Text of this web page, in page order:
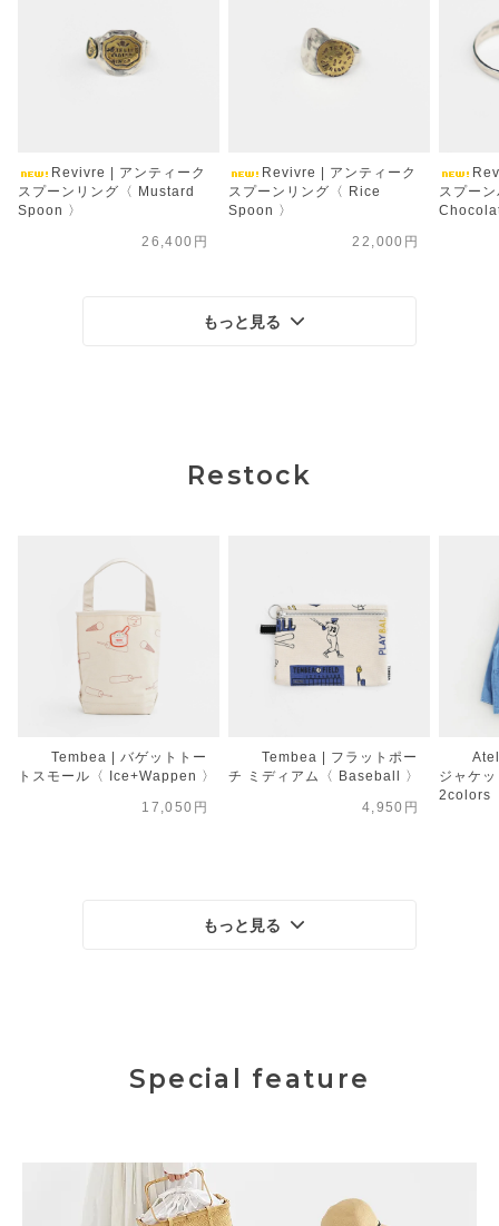
Revivre | アンティーク
スプーンリング〈 Mustard
Spoon 〉
26,400円
Revivre | アンティーク
スプーンリング〈 Rice
Spoon 〉
22,000円
スプー
もっと見る
Restock
Tembea | バゲットトー
トスモール〈 Ice+Wappen 〉
17,050円
Tembea | フラットポー
チ ミディアム〈 Baseball 〉
4,950円
ジャケ
2colors
もっと見る
Special feature